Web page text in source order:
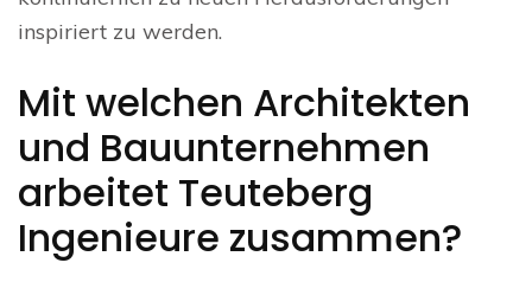
inspiriert zu werden.
Mit welchen Architekten
und Bauunternehmen
arbeitet Teuteberg
Ingenieure zusammen?